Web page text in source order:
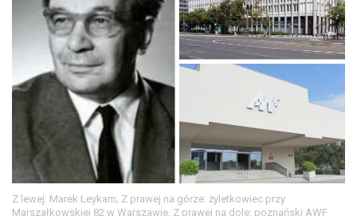
Z lewej: Marek Leykam; Z prawej na górze: żyletkowiec przy
Marszałkowskiej 82 w Warszawie, Z prawej na dole: poznański AWF